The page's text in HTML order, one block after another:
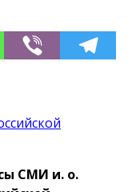
СМИ и. о.